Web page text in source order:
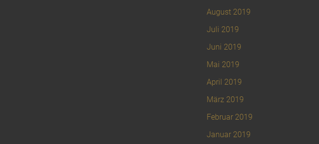
August 2019
Juli 2019
Juni 2019
Mai 2019
April 2019
März 2019
Februar 2019
Januar 2019